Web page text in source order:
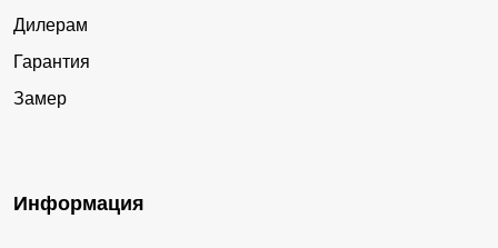
Дилерам
Гарантия
Замер
Информация